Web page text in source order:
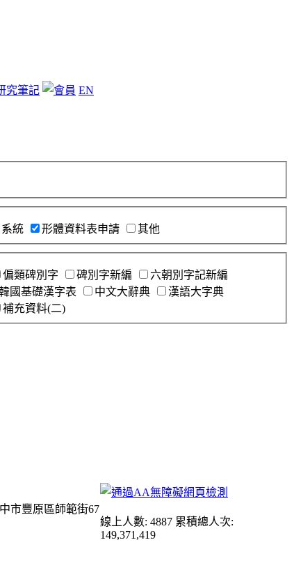
EN
系統 形體資料表申請 其他
偏類碑別字 碑別字新編
六朝別字記新編
國基礎漢字表 中文大辭典
漢語大字典
補充資料(二)
市豐原區師範街67
線上人數: 4887 累積總人次:
149,371,419